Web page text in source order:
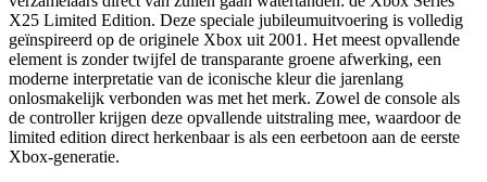
X25 Limited Edition. Deze speciale jubileumuitvoering is volledig
geïnspireerd op de originele Xbox uit 2001. Het meest opvallende
element is zonder twijfel de transparante groene afwerking, een
moderne interpretatie van de iconische kleur die jarenlang
onlosmakelijk verbonden was met het merk. Zowel de console als
de controller krijgen deze opvallende uitstraling mee, waardoor de
limited edition direct herkenbaar is als een eerbetoon aan de eerste
Xbox-generatie.